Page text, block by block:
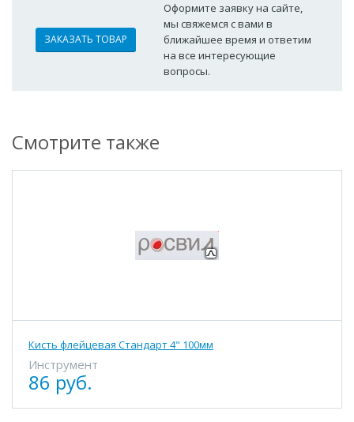
ЗАКАЗАТЬ ТОВАР
Оформите заявку на сайте,
мы свяжемся с вами в
ближайшее время и ответим
на все интересующие
вопросы.
Смотрите также
Кисть флейцевая Стандарт 4" 100мм
Инструмент
86 руб.